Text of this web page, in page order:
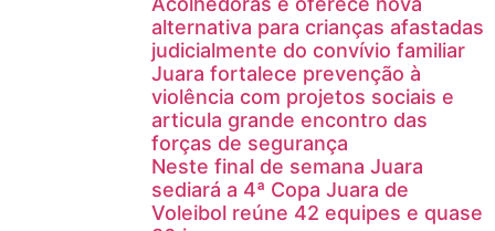
alternativa para crianças afastadas
judicialmente do convívio familiar
Juara fortalece prevenção à
violência com projetos sociais e
articula grande encontro das
forças de segurança
Neste final de semana Juara
sediará a 4ª Copa Juara de
Voleibol reúne 42 equipes e quase